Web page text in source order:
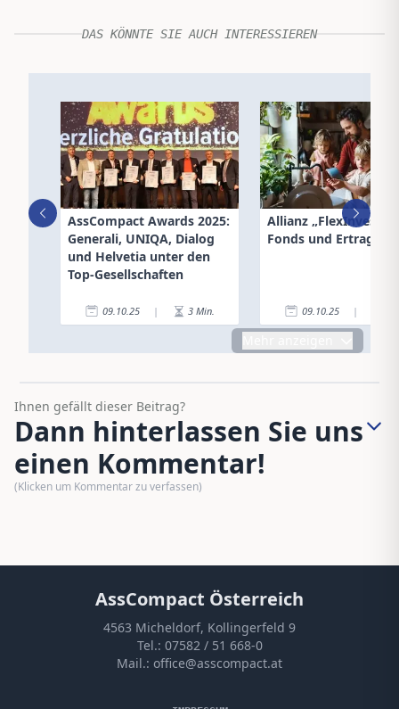
DAS KÖNNTE SIE AUCH INTERESSIEREN
AssCompact Awards 2025:
Generali, UNIQA, Dialog
und Helvetia unter den
Top-Gesellschaften
09.10.25 | 3 Min.
Allianz „FlexInvest“:
Fonds und
09.10.25 |
Ihnen gefällt dieser Beitrag?
Dann hinterlassen Sie uns
einen Kommentar!
(Klicken um Kommentar zu verfassen)
AssCompact Österreich
4563 Micheldorf, Kollingerfeld 9
Tel.: 07582 / 51 668-0
Mail.: office@asscompact.at